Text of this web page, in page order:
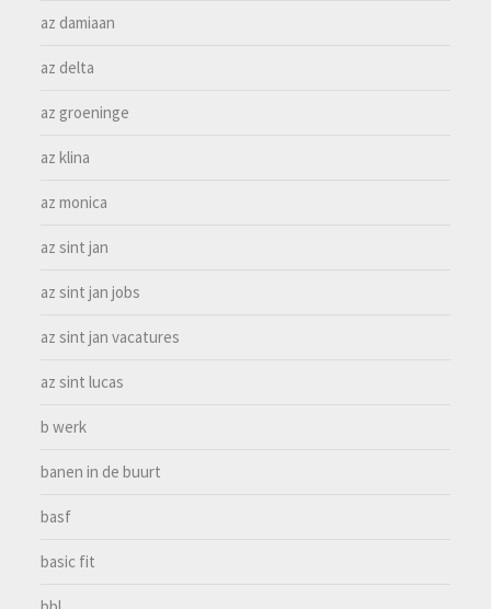
az damiaan
az delta
az groeninge
az klina
az monica
az sint jan
az sint jan jobs
az sint jan vacatures
az sint lucas
b werk
banen in de buurt
basf
basic fit